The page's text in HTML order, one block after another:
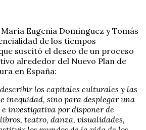
Eugenia Domínguez y Tomás
de los tiempos
suscitó el deseo de un proceso
alrededor del Nuevo Plan de
en España:
describir los capitales culturales y las
inequidad, sino para desplegar una
investigativa por disponer de
teatro, danza, visualidades,